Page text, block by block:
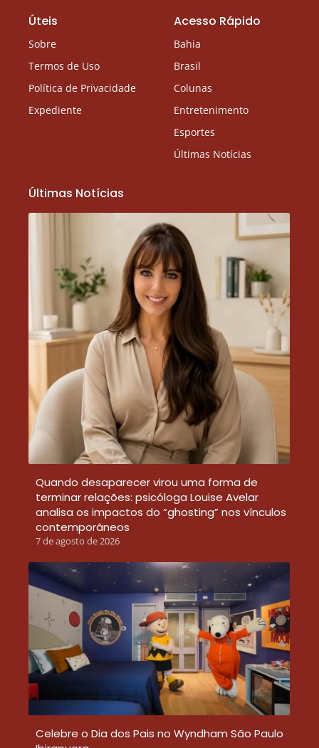
Úteis
Sobre
Termos de Uso
Política de Privacidade
Expediente
Acesso Rápido
Bahia
Brasil
Colunas
Entretenimento
Esportes
Últimas Notícias
Últimas Notícias
Quando desaparecer virou uma forma de
terminar relações: psicóloga Louise Avelar
analisa os impactos do “ghosting” nos vínculos
contemporâneos
7 de agosto de 2026
Celebre o Dia dos Pais no Wyndham São Paulo